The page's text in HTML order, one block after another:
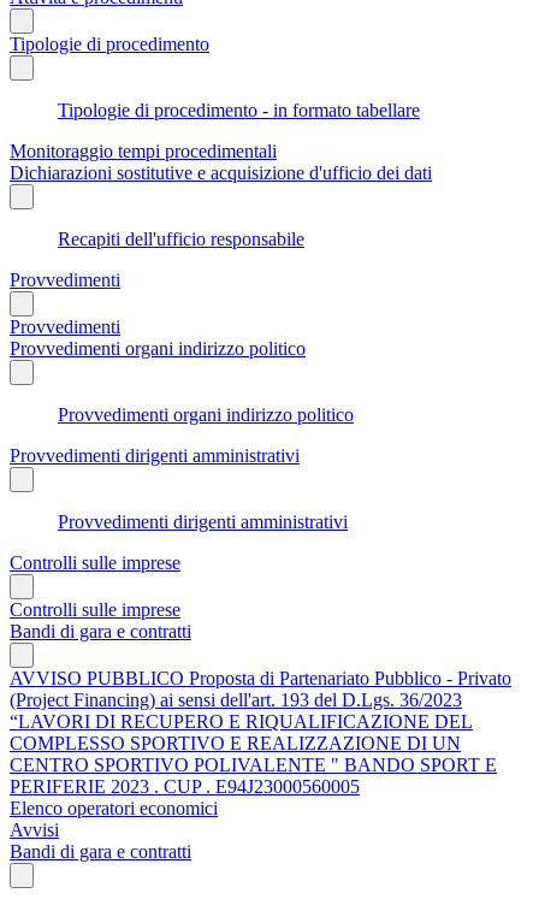
Tipologie di procedimento
Tipologie di procedimento - in formato tabellare
Monitoraggio tempi procedimentali
Dichiarazioni sostitutive e acquisizione d'ufficio dei dati
Recapiti dell'ufficio responsabile
Provvedimenti
Provvedimenti
Provvedimenti organi indirizzo politico
Provvedimenti organi indirizzo politico
Provvedimenti dirigenti amministrativi
Provvedimenti dirigenti amministrativi
Controlli sulle imprese
Controlli sulle imprese
Bandi di gara e contratti
AVVISO PUBBLICO Proposta di Partenariato Pubblico - Privato
(Project Financing) ai sensi dell'art. 193 del D.Lgs. 36/2023
“LAVORI DI RECUPERO E RIQUALIFICAZIONE DEL
COMPLESSO SPORTIVO E REALIZZAZIONE DI UN
CENTRO SPORTIVO POLIVALENTE " BANDO SPORT E
PERIFERIE 2023 . CUP . E94J23000560005
Elenco operatori economici
Avvisi
Bandi di gara e contratti